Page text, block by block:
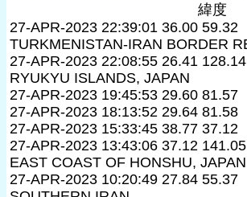
緯度
27-APR-2023 22:39:01 36.00
TURKMENISTAN-IRAN BORDER
27-APR-2023 22:08:55 26.41
RYUKYU ISLANDS, JAPAN
27-APR-2023 19:45:53 29.60
27-APR-2023 18:13:52 29.64
27-APR-2023 15:33:45 38.77
27-APR-2023 13:43:06 37.12
EAST COAST OF HONSHU, JAPAN
27-APR-2023 10:20:49 27.84